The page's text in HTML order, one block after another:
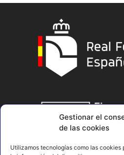
Gestionar el
de las cookies
Utilizamos tecnologías como las cookies